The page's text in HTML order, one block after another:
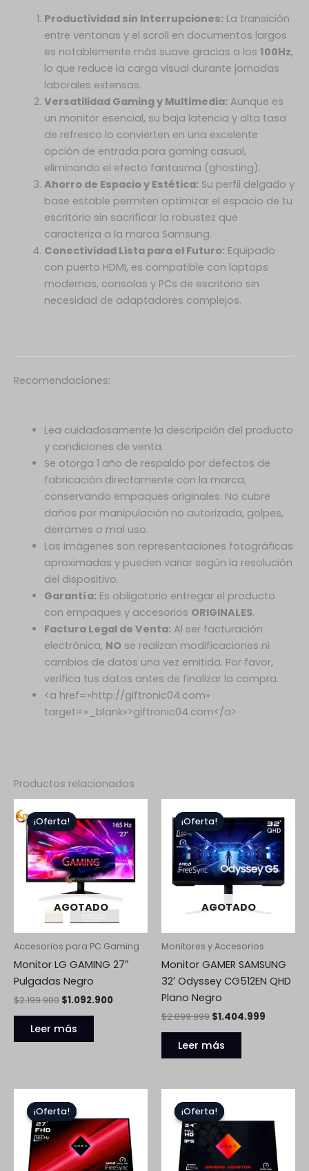
Productividad sin Interrupciones: La transición
entre ventanas y el scroll en documentos largos
es notablemente más suave gracias a los 100Hz,
lo que reduce la carga visual durante jornadas
laborales extensas.
Versatilidad Gaming y Multimedia: Aunque es
un monitor esencial, su baja latencia y alta tasa
de refresco lo convierten en una excelente
opción de entrada para gaming casual,
eliminando el efecto fantasma (ghosting).
Ahorro de Espacio y Estética: Su perfil delgado y
base estable permiten optimizar el espacio de tu
escritorio sin sacrificar la robustez que
caracteriza a la marca Samsung.
Conectividad Lista para el Futuro: Equipado
con puerto HDMI, es compatible con laptops
modernas, consolas y PCs de escritorio sin
necesidad de adaptadores complejos.
Recomendaciones:
Lea cuidadosamente la descripción del producto
y condiciones de venta.
Se otorga 1 año de respaldo por defectos de
fabricación directamente con la marca,
conservando empaques originales. No cubre
daños por manipulación no autorizada, golpes,
derrames o mal uso.
Las imágenes son representaciones fotográficas
aproximadas y pueden variar según la resolución
del dispositivo.
Garantía: Es obligatorio entregar el producto
con empaques y accesorios ORIGINALES.
Factura Legal de Venta: Al ser facturación
electrónica, NOse realizan modificaciones ni
cambios de datos una vez emitida. Por favor,
verifica tus datos antes de finalizar la compra.
<a href=»http://giftronic04.com»
target=»_blank»>giftronic04.com</a>
Productos relacionados
¡Oferta!
AGOTADO
¡Oferta!
Accesorios para PC Gaming
Monitor LG GAMING 27″
Pulgadas Negro
$2.199.900
precio
original
era:
$2.199.900.
$1.092.900
precio
actual
es:
$1.092.900.
Leer más
¡Oferta!
AGOTADO
¡Oferta!
Monitores y Accesorios
Monitor GAMER SAMSUNG
32′ Odyssey CG512EN QHD
Plano Negro
$2.899.999
precio
original
era:
$2.899.999.
$1.404.999
precio
actual
es:
Leer más
¡Oferta!
¡Oferta!precio
original
era:
$1.499.999.
actual
es:
$756.999.
¡Oferta!
¡Oferta!precio
original
$1.399.999.$718.999.